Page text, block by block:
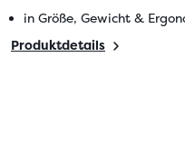
in Größe, Gewicht &
Produktdetails